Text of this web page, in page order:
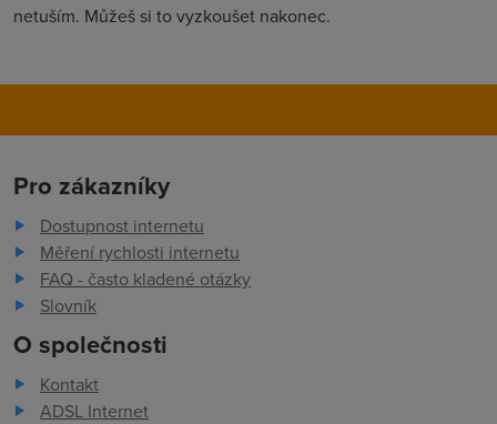
netuším. Můžeš si to vyzkoušet nakonec.
Pro zákazníky
Dostupnost internetu
Měření rychlosti internetu
FAQ - často kladené otázky
Slovník
O společnosti
Kontakt
ADSL Internet